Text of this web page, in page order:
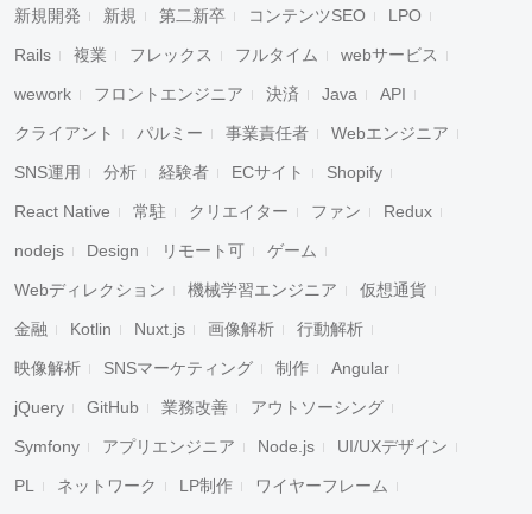
新規開発 新規 第二新卒 コンテンツSEO LPO
Rails 複業 フレックス フルタイム webサービス
wework フロントエンジニア 決済 Java API
クライアント パルミー 事業責任者 Webエンジニア
SNS運用 分析 経験者 ECサイト Shopify
React Native 常駐 クリエイター ファン Redux
nodejs Design リモート可 ゲーム
Webディレクション 機械学習エンジニア 仮想通貨
金融 Kotlin Nuxt.js 画像解析 行動解析
映像解析 SNSマーケティング 制作 Angular
jQuery GitHub 業務改善 アウトソーシング
Symfony アプリエンジニア Node.js UI/UXデザイン
PL ネットワーク LP制作 ワイヤーフレーム